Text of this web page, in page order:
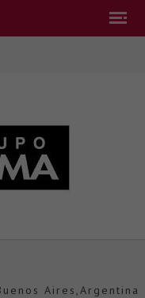
Aires,Argentina